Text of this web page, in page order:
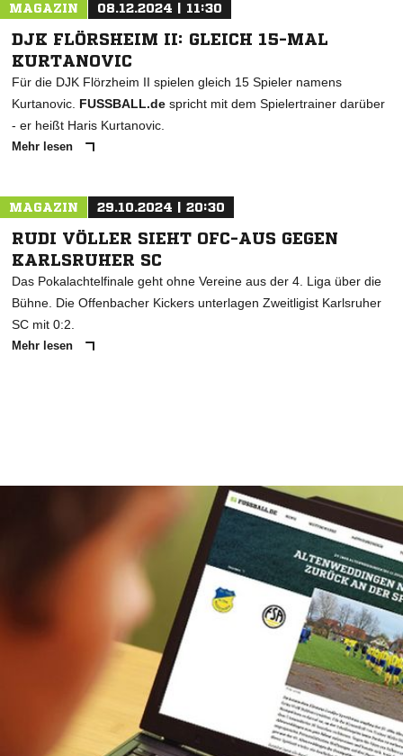
MAGAZIN 08.12.2024 | 11:30
DJK FLÖRSHEIM II: GLEICH 15-MAL
KURTANOVIC
Für die DJK Flörzheim II spielen gleich 15 Spieler namens
Kurtanovic. FUSSBALL.de spricht mit dem Spielertrainer darüber
- er heißt Haris Kurtanovic.
Mehr lesen
MAGAZIN 29.10.2024 | 20:30
RUDI VÖLLER SIEHT OFC-AUS GEGEN
KARLSRUHER SC
Das Pokalachtelfinale geht ohne Vereine aus der 4. Liga über die
Bühne. Die Offenbacher Kickers unterlagen Zweitligist Karlsruher
SC mit 0:2.
Mehr lesen